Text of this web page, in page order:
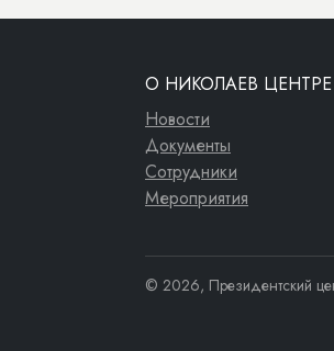
О НИКОЛАЕВ ЦЕНТРЕ
Новости
Документы
Сотрудники
Мероприятия
© 2026, Президентский